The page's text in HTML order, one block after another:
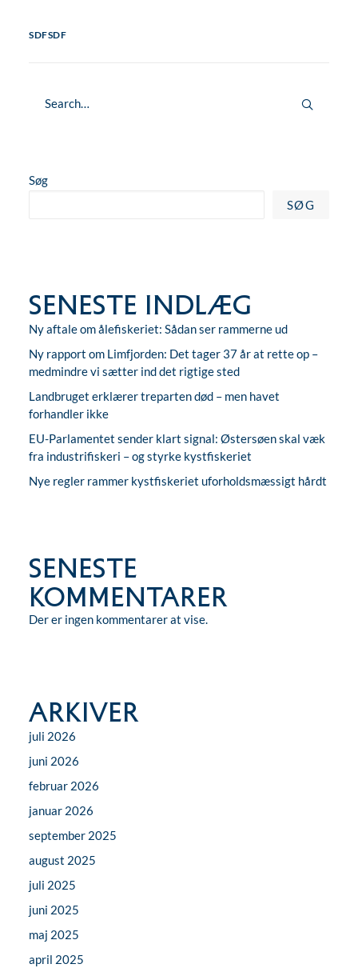
SDFSDF
Søg
SØG
Seneste indlæg
Ny aftale om ålefiskeriet: Sådan ser rammerne ud
Ny rapport om Limfjorden: Det tager 37 år at rette op –
medmindre vi sætter ind det rigtige sted
Landbruget erklærer treparten død – men havet
forhandler ikke
EU-Parlamentet sender klart signal: Østersøen skal væk
fra industrifiskeri – og styrke kystfiskeriet
Nye regler rammer kystfiskeriet uforholdsmæssigt hårdt
Seneste
kommentarer
Der er ingen kommentarer at vise.
Arkiver
juli 2026
juni 2026
februar 2026
januar 2026
september 2025
august 2025
juli 2025
juni 2025
maj 2025
april 2025